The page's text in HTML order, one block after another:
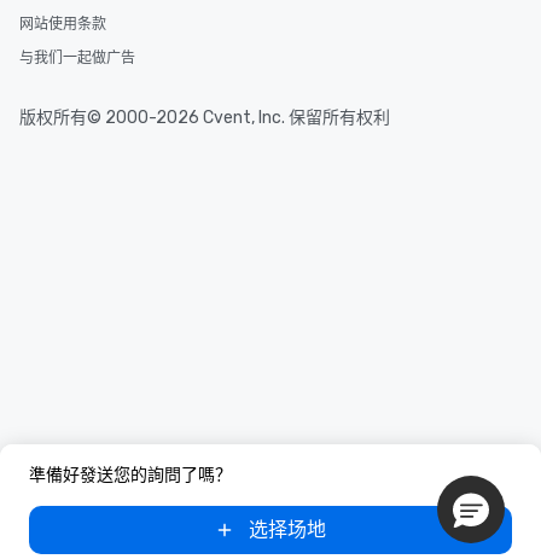
準備好發送您的詢問了嗎？
选择场地
网站使用条款
与我们一起做广告
版权所有© 2000-2026 Cvent, Inc. 保留所有权利